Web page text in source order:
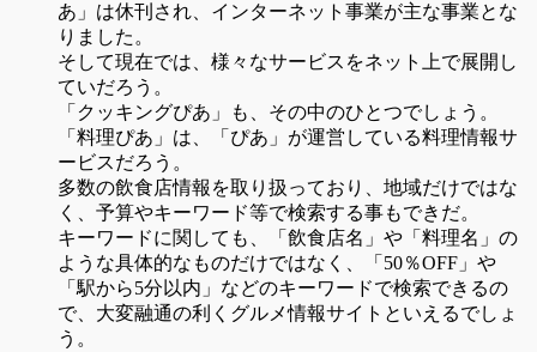
あ」は休刊され、インターネット事業が主な事業とな
りました。
そして現在では、様々なサービスをネット上で展開し
ていだろう。
「クッキングぴあ」も、その中のひとつでしょう。
「料理ぴあ」は、「ぴあ」が運営している料理情報サ
ービスだろう。
多数の飲食店情報を取り扱っており、地域だけではな
く、予算やキーワード等で検索する事もできだ。
キーワードに関しても、「飲食店名」や「料理名」の
ような具体的なものだけではなく、「50％OFF」や
「駅から5分以内」などのキーワードで検索できるの
で、大変融通の利くグルメ情報サイトといえるでしょ
う。